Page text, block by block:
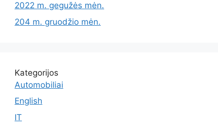
2022 m. gegužės mėn.
204 m. gruodžio mėn.
Kategorijos
Automobiliai
English
IT